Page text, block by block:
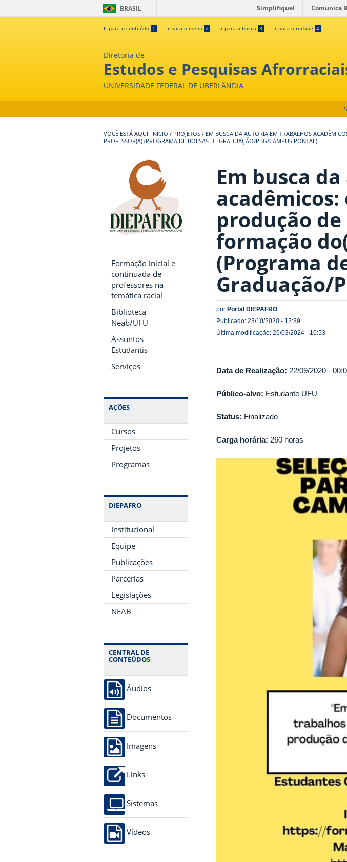
BRASIL Simplifique! Comunica
Ir para o conteúdo 1 Ir para o menu 2 Ir para a busca 3 Ir para o rodapé 4
Diretoria de
Estudos e Pesquisas
UNIVERSIDADE FEDERAL DE UBERLÂNDIA
INÍCIO / PROJETOS / EM BUSCA DA AUTORIA EM TRABALHOS
PROFESSOR(A) (PROGRAMA DE BOLSAS DE GRADUAÇÃO/PBG/CAMPUS PONTAL)
Formação inicial e
continuada de
professores na
temática racial
Biblioteca
Neab/UFU
Assuntos
Estudantis
Serviços
AÇÕES
Cursos
Projetos
Programas
DIEPAFRO
Institucional
Equipe
Publicações
Parcerias
Legislações
NEAB
CENTRAL DE
CONTEÚDOS
Áudios
Documentos
Imagens
Links
Sistemas
Vídeos
Em busca
produção
formação
(Programa
Graduação/
por Portal DIEPAFRO
Publicado: 23/10/2020 - 12:39
Última modificação: 26/03/2024 - 10:53
Data de Realização: 22/09/2020 -
Público-alvo: Estudante UFU
Status: Finalizado
Carga horária: 260 horas